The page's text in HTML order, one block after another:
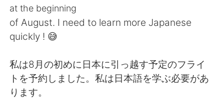
Tiếng Việt
繁體中文 Español
at the beginning
of August. I need to learn more Japanese
quickly ! 😅
私は8月の初めに日本に引っ越す予定のフライ
トを予約しました。私は日本語を学ぶ必要があ
ります。